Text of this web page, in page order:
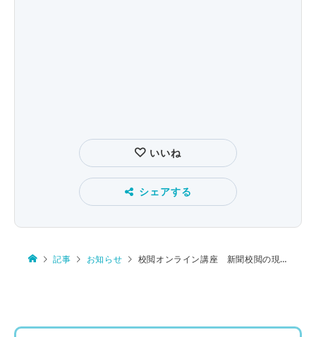
いいね
シェアする
記事 お知らせ 校閲オンライン講座 新聞校閲の現場の雰囲気を